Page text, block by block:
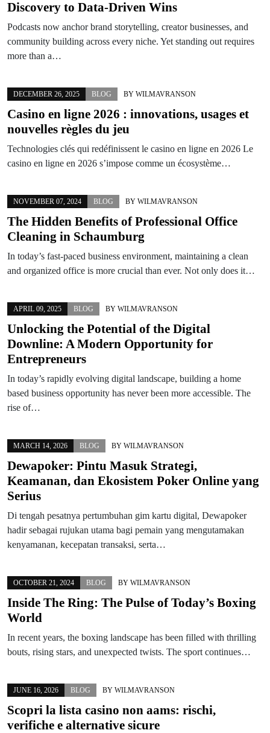
Discovery to Data-Driven Wins
Podcasts now anchor brand storytelling, creator businesses, and
community building across every niche. Yet standing out requires
more than a…
DECEMBER 26, 2025 BLOG BY WILMAVRANSON
Casino en ligne 2026 : innovations, usages et
nouvelles règles du jeu
Technologies clés qui redéfinissent le casino en ligne en 2026 Le
casino en ligne en 2026 s’impose comme un écosystème…
NOVEMBER 07, 2024 BLOG BY WILMAVRANSON
The Hidden Benefits of Professional Office
Cleaning in Schaumburg
In today’s fast-paced business environment, maintaining a clean
and organized office is more crucial than ever. Not only does it…
APRIL 09, 2025 BLOG BY WILMAVRANSON
Unlocking the Potential of the Digital
Downline: A Modern Opportunity for
Entrepreneurs
In today’s rapidly evolving digital landscape, building a home
based business opportunity has never been more accessible. The
rise of…
MARCH 14, 2026 BLOG BY WILMAVRANSON
Dewapoker: Pintu Masuk Strategi,
Keamanan, dan Ekosistem Poker Online yang
Serius
Di tengah pesatnya pertumbuhan gim kartu digital, Dewapoker
hadir sebagai rujukan utama bagi pemain yang mengutamakan
kenyamanan, kecepatan transaksi, serta…
OCTOBER 21, 2024 BLOG BY WILMAVRANSON
Inside The Ring: The Pulse of Today’s Boxing
World
In recent years, the boxing landscape has been filled with thrilling
bouts, rising stars, and unexpected twists. The sport continues…
JUNE 16, 2026 BLOG BY WILMAVRANSON
Scopri la lista casino non aams: rischi,
verifiche e alternative sicure